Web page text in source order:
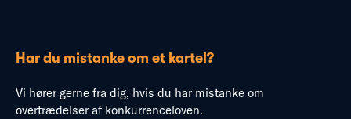
Har du mistanke om et kartel?
Vi hører gerne fra dig, hvis du har mistanke om
overtrædelser af konkurrenceloven.